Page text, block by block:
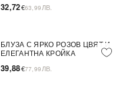
32,72€63,99 ЛВ.
ПОСЛЕДНА БРОЙКА
БЛУЗА С ЯРКО РОЗОВ ЦВЯТ И
ЕЛЕГАНТНА КРОЙКА
39,88€77,99 ЛВ.